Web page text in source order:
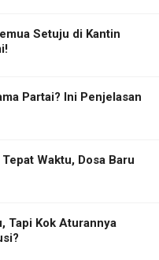
Setuju di Kantin
Partai? Ini Penjelasan
Waktu, Dosa Baru
Tapi Kok Aturannya